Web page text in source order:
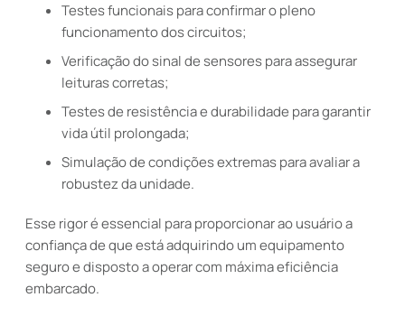
Testes funcionais para confirmar o pleno
funcionamento dos circuitos;
Verificação do sinal de sensores para assegurar
leituras corretas;
Testes de resistência e durabilidade para garantir
vida útil prolongada;
Simulação de condições extremas para avaliar a
robustez da unidade.
Esse rigor é essencial para proporcionar ao usuário a
confiança de que está adquirindo um equipamento
seguro e disposto a operar com máxima eficiência
embarcado.